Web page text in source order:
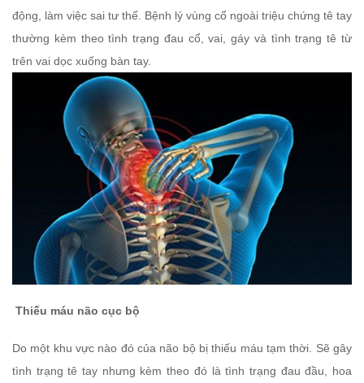
động, làm việc sai tư thế. Bệnh lý vùng cổ ngoài triệu chứng tê tay
thường kèm theo tình trạng đau cổ, vai, gáy và tình trạng tê từ
trên vai dọc xuống bàn tay.
Thiếu máu não cục bộ
Do một khu vực nào đó của não bộ bị thiếu máu tạm thời. Sẽ gây
tình trạng tê tay nhưng kèm theo đó là tình trạng đau đầu, hoa